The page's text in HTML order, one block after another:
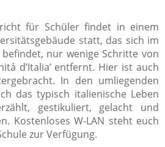
für Schüler findet in einem
statt, das sich im
nur wenige Schritte von
d’Italia’ entfernt. Hier ist auch
In den umliegenden
das typisch italienische Leben
gestikuliert, gelacht und
Kostenloses W-LAN steht euch
zur Verfügung.